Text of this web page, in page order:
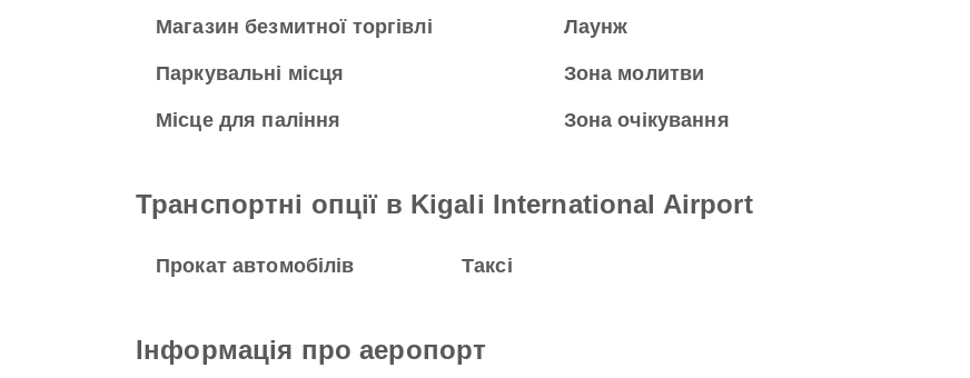
Магазин безмитної торгівлі Лаунж
Паркувальні місця Зона молитви
Місце для паління Зона очікування
Транспортні опції в Kigali International Airport
Прокат автомобілів Таксі
Інформація про аеропорт